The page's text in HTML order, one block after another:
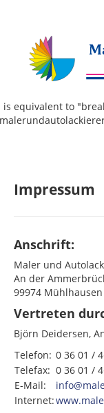
equivalent to
Impressum
Anschrift:
Maler und
An der
99974 Mühlhausen
Vertreten
Björn Deidersen,
Telefon: 0 36 01 /
Telefax: 0 36 01 /
E-Mail:
Internet: